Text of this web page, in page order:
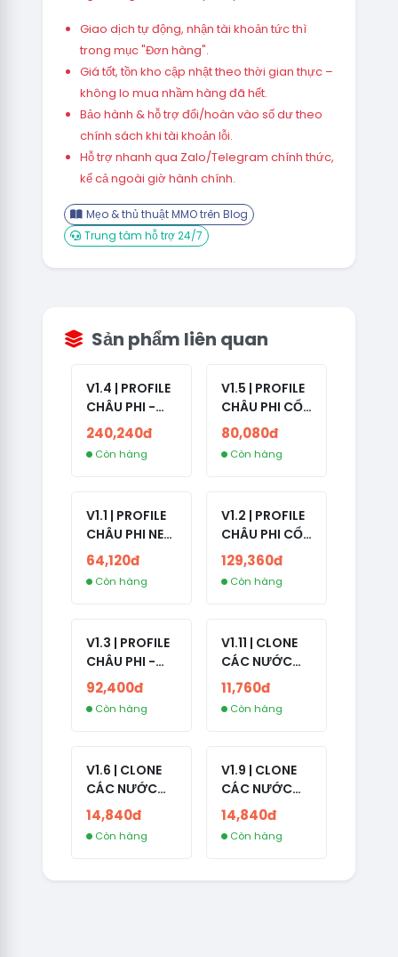
Giao dịch tự động, nhận tài khoản tức thì
trong mục "Đơn hàng".
Giá tốt, tồn kho cập nhật theo thời gian thực –
không lo mua nhầm hàng đã hết.
Bảo hành & hỗ trợ đổi/hoàn vào số dư theo
chính sách khi tài khoản lỗi.
Hỗ trợ nhanh qua Zalo/Telegram chính thức,
kể cả ngoài giờ hành chính.
Mẹo & thủ thuật MMO trên Blog
Trung tâm hỗ trợ 24/7
Sản phẩm liên quan
V1.4 | PROFILE
CHÂU PHI -
ETHIOPIA CỔ -
NO 2FA -
RANDOM BẠN
240,240đ
Còn hàng
V1.5 | PROFILE
CHÂU PHI CỔ
- NO 2FA -
LẪN 2024 -
LIVE ADS
80,080đ
Còn hàng
V1.1 | PROFILE
CHÂU PHI NEW
- NO 2FA - ĐA
SỐ BẠN BÈ
CAO
64,120đ
Còn hàng
V1.2 | PROFILE
CHÂU PHI CỔ
- NO 2FA -
LIVE ADS -
NĂM TẠO
129,360đ
Còn hàng
V1.3 | PROFILE
CHÂU PHI -
NO 2FA - LIVE
ADS
92,400đ
Còn hàng
V1.11 | CLONE
CÁC NƯỚC
CÓ 2FA -
INDIA - HÀNG
1 HOTMAIL
11,760đ
Còn hàng
V1.6 | CLONE
CÁC NƯỚC
CÓ 2FA -
GERMANY -
TKQC TẠO
LIVE ADS - VER
14,840đ
Còn hàng
V1.9 | CLONE
CÁC NƯỚC
CÓ 2FA -
THAILAND -
VER MAIL
COM - CLONE
14,840đ
Còn hàng